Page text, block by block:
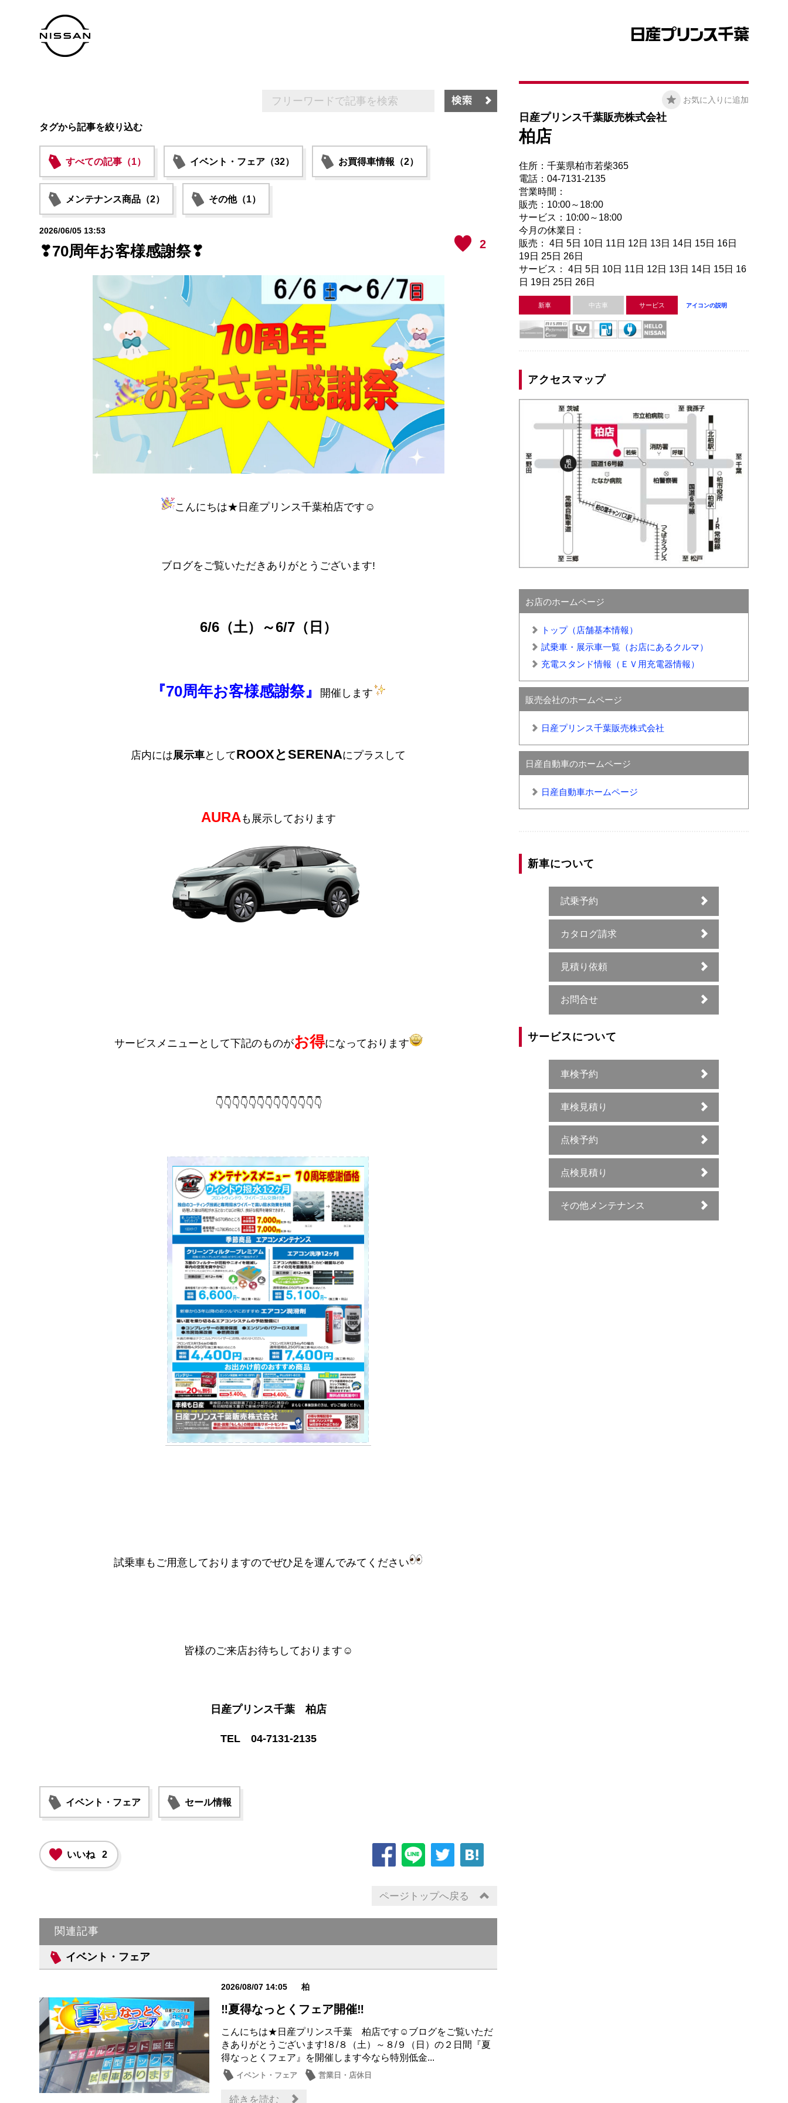
タグから記事を絞り込む
すべての記事（1） イベント・フェア（32） お買得車情報（2）
メンテナンス商品（2） その他（1）
2
2026/06/05 13:53
❣70周年お客様感謝祭❣
こんにちは★日産プリンス千葉柏店です☺
ブログをご覧いただきありがとうございます!
6/6（土）～6/7（日）
『70周年お客様感謝祭』 開催します
店内には展示車としてROOXとSERENAにプラスして
AURAも展示しております
サービスメニューとして下記のものがお得になっております
👇👇👇👇👇👇👇👇👇👇👇👇👇
試乗車もご用意しておりますのでぜひ足を運んでみてください
皆様のご来店お待ちしております☺
日産プリンス千葉 柏店
TEL 04-7131-2135
イベント・フェア セール情報
いいね 2
ページトップへ戻る
関連記事
イベント・フェア
2026/08/07 14:05 柏
‼️夏得なっとくフェア開催‼️
こんにちは★日産プリンス千葉 柏店です☺ブログをご覧いただ
きありがとうございます!８/８（土）～８/９（日）の２日間『夏
得なっとくフェア』を開催します今なら特別低金...
イベント・フェア 営業日・店休日
続きを読む
お気に入りに追加
日産プリンス千葉販売株式会社
柏店
住所：千葉県柏市若柴365
電話：04-7131-2135
営業時間：
販売：10:00～18:00
サービス：10:00～18:00
今月の休業日：
販売： 4日 5日 10日 11日 12日 13日 14日 15日 16日
19日 25日 26日
サービス： 4日 5日 10日 11日 12日 13日 14日 15日 16
日 19日 25日 26日
新車 中古車 サービス アイコンの説明
アクセスマップ
お店のホームページ
トップ（店舗基本情報）
試乗車・展示車一覧（お店にあるクルマ）
充電スタンド情報（ＥＶ用充電器情報）
販売会社のホームページ
日産プリンス千葉販売株式会社
日産自動車のホームページ
日産自動車ホームページ
新車について
試乗予約
カタログ請求
見積り依頼
お問合せ
サービスについて
車検予約
車検見積り
点検予約
点検見積り
その他メンテナンス